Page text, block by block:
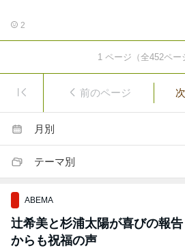
2
1 ページ（全452ペー
前のページ
月別
テーマ別
ABEMA
辻希美と杉浦太陽が喜びの報
からも祝福の声